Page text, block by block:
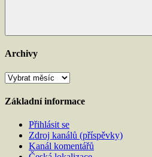
Hledat
Archivy
Archivy
Základní informace
Přihlásit se
Zdroj kanálů (příspěvky)
Kanál komentářů